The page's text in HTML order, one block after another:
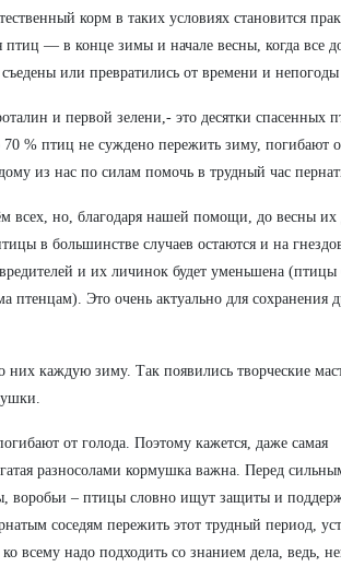
корм в таких условиях становится
— в конце зимы и начале весны, когда все
или превратились от времени и непогоды
и первой зелени,- это десятки спасенных
% птиц не суждено пережить зиму, погибают
из нас по силам помочь в трудный час
всех, но, благодаря нашей помощи, до весны их
в большинстве случаев остаются и на
и их личинок будет уменьшена (птицы
птенцам). Это очень актуально для сохранения
каждую зиму. Так появились творческие
от голода. Поэтому кажется, даже самая
разносолами кормушка важна. Перед
воробьи – птицы словно ищут защиты и
соседям пережить этот трудный период,
надо подходить со знанием дела, ведь,